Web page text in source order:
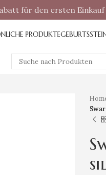
für den ersten
PRODUKTE